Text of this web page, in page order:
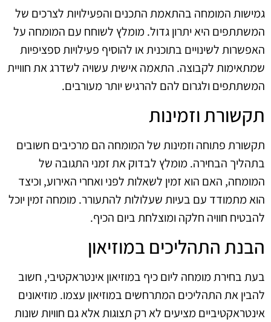
גמישות המומחה בהתאמת התכנים והפעילויות לצרכים של
המשתתפים היא יתרון גדול. מומלץ לשוחח עם המומחה על
האפשרות לשינויים בתוכנית או להוסיף פעילויות ספציפיות
שמתאימות לקבוצה. התאמה אישית עשויה לשדרג את חוויית
המשתתפים ולגרום להם להרגיש יותר מעורבים.
תקשורת וזמינות
תקשורת פתוחה וזמינות של המומחה הם מרכיבים חשובים
בתהליך הבחירה. מומלץ לבדוק את זמני התגובה של
המומחה, האם הוא זמין לשאלות לפני ואחרי האירוע, וכיצד
הוא מתמודד עם בעיות שעלולות להתעורר. מומחה זמין יוכל
להבטיח חוויה חלקה ומוצלחת ביום הכיף.
הבנת התהליכים במוזיאון
בעת בחירת מומחה ליום כיף במוזיאון אינטראקטיבי, חשוב
להבין את התהליכים המתרחשים במוזיאון עצמו. מוזיאונים
אינטראקטיביים מציעים לא רק תצוגות אלא גם חוויות שונות